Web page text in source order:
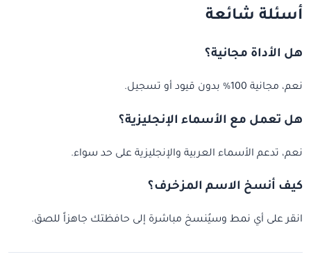
أسئلة شائعة
هل الأداة مجانية؟
نعم، مجانية 100% بدون قيود أو تسجيل.
هل تعمل مع الأسماء الإنجليزية؟
نعم، تدعم الأسماء العربية والإنجليزية على حد سواء.
كيف أنسخ الاسم المزخرف؟
انقر على أي نمط وسيُنسخ مباشرة إلى حافظتك جاهزاً للصق.